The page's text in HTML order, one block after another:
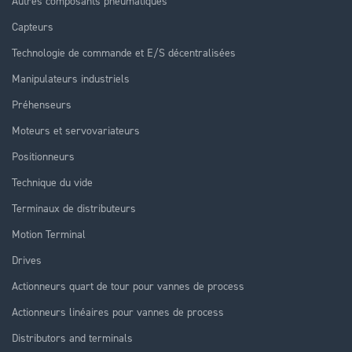
Capteurs
Technologie de commande et E/S décentralisées
Manipulateurs industriels
Préhenseurs
Moteurs et servovariateurs
Positionneurs
Technique du vide
Terminaux de distributeurs
Motion Terminal
Drives
Actionneurs quart de tour pour vannes de process
Actionneurs linéaires pour vannes de process
Distributors and terminals